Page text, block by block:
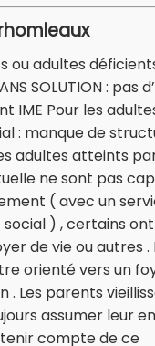
ou adultes
SOLUTION : pas
IME Pour les
: manque de
adultes atteints
ne sont pas
( avec un
) , certains
de vie ou autres .
orienté vers un
. Les parents
assumer leur
compte de ce